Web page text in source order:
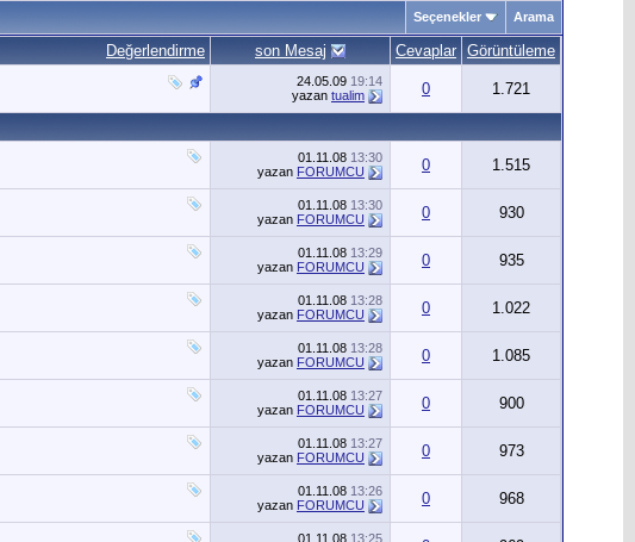
Seçenekler Arama
Değerlendirme son Mesaj Cevaplar Görüntüleme
24.05.09 19:14
yazan tualim 0 1.721
01.11.08 13:30
yazan FORUMCU 0 1.515
01.11.08 13:30
yazan FORUMCU 0 930
01.11.08 13:29
yazan FORUMCU 0 935
01.11.08 13:28
yazan FORUMCU 0 1.022
01.11.08 13:28
yazan FORUMCU 0 1.085
01.11.08 13:27
yazan FORUMCU 0 900
01.11.08 13:27
yazan FORUMCU 0 973
01.11.08 13:26
yazan FORUMCU 0 968
01.11.08 13:25